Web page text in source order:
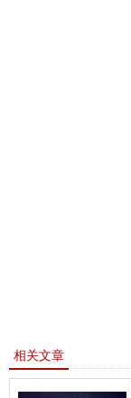
相关文章